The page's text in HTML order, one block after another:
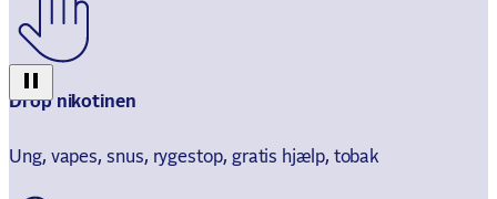
Drop nikotinen
Ung, vapes, snus, rygestop, gratis hjælp, tobak